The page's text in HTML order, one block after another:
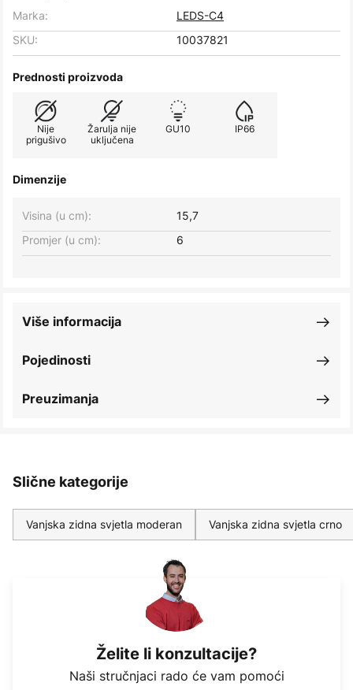
Marka:
LEDS-C4
SKU:
10037821
Prednosti proizvoda
Nije
prigušivo
Žarulja nije
uključena
GU10 IP66
Dimenzije
Visina (u cm):
15,7
Promjer (u cm):
6
Pojedinosti
Više informacija
Preuzimanja
Slične kategorije
Vanjska zidna svjetla moderan Vanjska zidna svjetla crno
Želite li konzultacije?
Naši stručnjaci rado će vam pomoći